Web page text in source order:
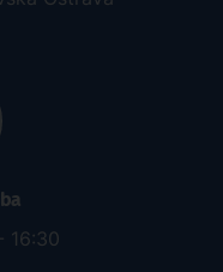
16:30